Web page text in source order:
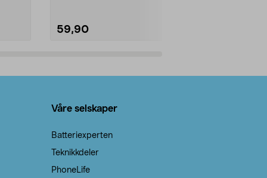
59,90
Våre selskaper
Batteriexperten
Teknikkdeler
PhoneLife